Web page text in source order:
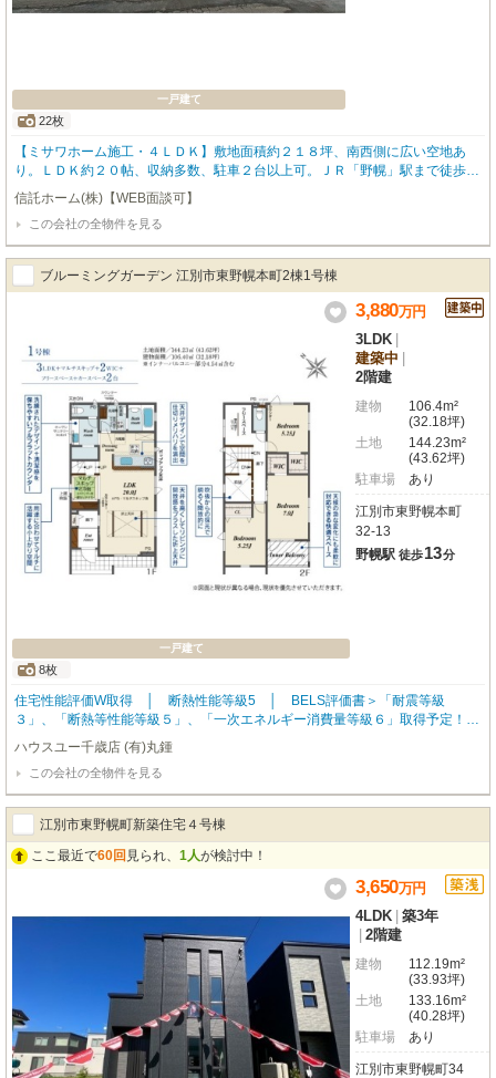
一戸建て
22枚
【ミサワホーム施工・４ＬＤＫ】敷地面積約２１８坪、南西側に広い空地あ
り。ＬＤＫ約２０帖、収納多数、駐車２台以上可。ＪＲ「野幌」駅まで徒歩２
３分の注文住宅です。 ■高品質な注文住宅仕様 ・ミサワホーム施工、新
築より30年長期保証引き継ぎ可能（要手続費用） ・家族で広々使える約20
帖のLDK空間 ・全居室やホールなどに豊富な収納スペースを確保 ■実用的
な設備・敷地 ・冬場の出入りや荷物置きに重宝する、物置2ヵ所付の風除
室 ・敷地内には2台以上のカースペースあり ・南西側には駐車場や家庭菜
園、雪捨て場など多用途に使える広い空地 ・延床面積153.82㎡（約46.53
坪）の広々とした2階建 ■車で5分程度の主な買い物施設 ・スーパーアーク
ス野幌店、コープさっぽろ野幌店 ・イオン江別店、イオンタウン江別 ・ト
信託ホーム(株)【WEB面談可】
この会社の全物件を見る
ブルーミングガーデン 江別市東野幌本町2棟1号棟
一戸建て
8枚
3,880万円
3LDK
建築中
2階建
建物
106.4m²
(32.18坪)
土地
144.23m²
(43.62坪)
駐車場
あり
江別市東野幌本町
32-13
野幌駅 徒歩13分
住宅性能評価W取得 │ 断熱性能等級5 │ BELS評価書＞「耐震等級
３」、「断熱等性能等級５」、「一次エネルギー消費量等級６」取得予定！※
物件完成後に取得予定。地震に強く、冷暖房のエネルギー消費が少ない住まい
です。高品質低コストを追求した分譲住宅。
ハウスユー千歳店 (有)丸鍾
この会社の全物件を見る
江別市東野幌町新築住宅４号棟
ここ最近で60回 見られ、 1人が検討中！
3,650万円
4LDK 築3年
2階建
建物
112.19m²
(33.93坪)
土地
133.16m²
(40.28坪)
駐車場
あり
江別市東野幌町34